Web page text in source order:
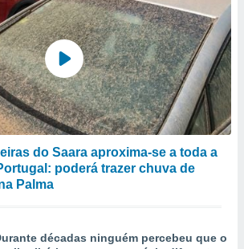
do Saara aproxima-se a toda a
poderá trazer chuva de
Palma
décadas ninguém percebeu que o